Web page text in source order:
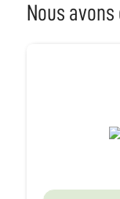
Nous